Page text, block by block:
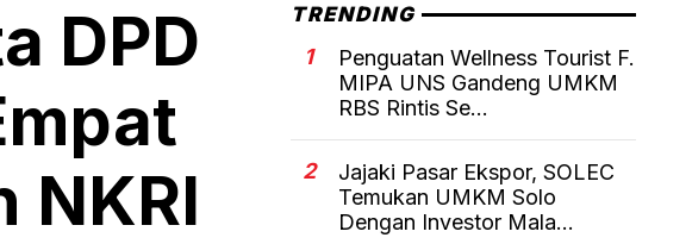
DPD
NKRI
TRENDING
1
Penguatan Wellness Tourist F.
MIPA UNS Gandeng UMKM
RBS Rintis Se...
2
Jajaki Pasar Ekspor, SOLEC
Temukan UMKM Solo
Dengan Investor Mala...